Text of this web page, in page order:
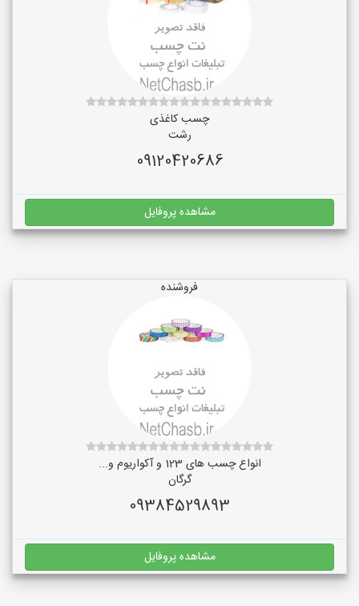
چسب کاغذی
رشت
09120420686
مشاهده پروفایل
فروشنده
انواع چسب های 123 و آکواریوم و...
گرگان
09384529893
مشاهده پروفایل